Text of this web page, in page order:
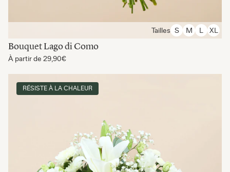
Tailles S M XL
Bouquet Lago di Como
À partir de 29,90€
RÉSISTE À LA CHALEUR